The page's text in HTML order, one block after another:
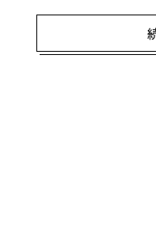
金がすべてではない。
どちらが支持されてい